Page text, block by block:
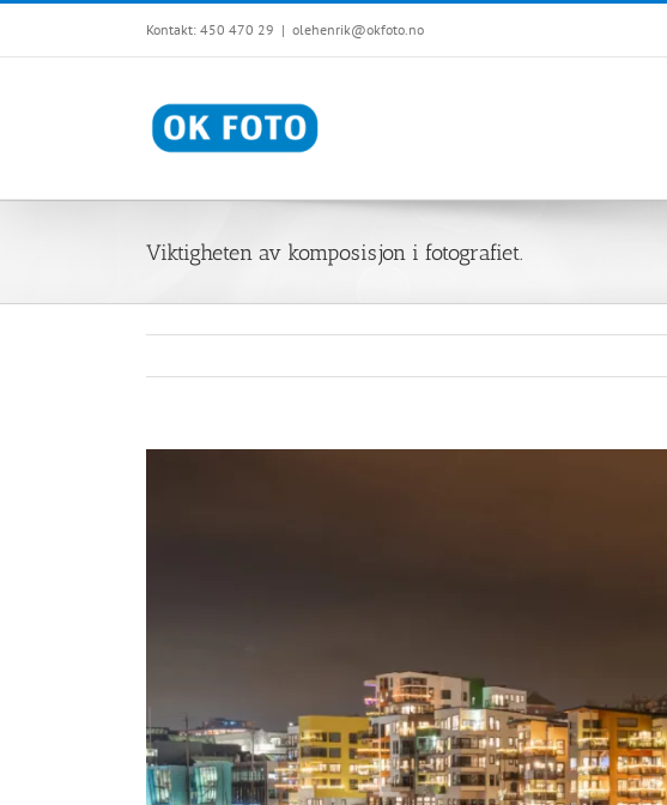
Skip
content
Kontakt: 450 470 29 | olehenrik@okfoto.no
Viktigheten av komposisjon i fotografiet.